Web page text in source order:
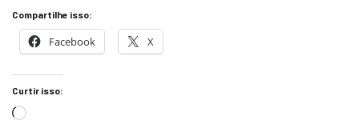
Compartilhe isso:
Facebook X
Curtir isso: